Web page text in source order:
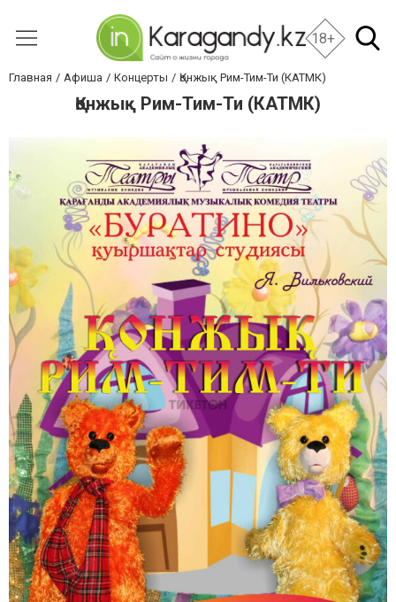
18+
Главная Афиша Концерты Қонжық Рим-Тим-Ти (КАТМК)
Қонжық Рим-Тим-Ти (КАТМК)